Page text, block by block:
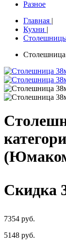
Разное
Главная |
Кухни |
Скидка
7354 руб.
5148 руб.